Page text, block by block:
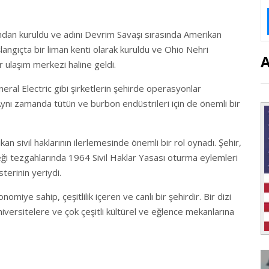
kuruldu ve adını Devrim Savaşı sırasında Amerikan
bir liman kenti olarak kuruldu ve Ohio Nehri
merkezi haline geldi.
Electric gibi şirketlerin şehirde operasyonlar
zamanda tütün ve burbon endüstrileri için de önemli bir
sivil haklarının ilerlemesinde önemli bir rol oynadı. Şehir,
1964 Sivil Haklar Yasası oturma eylemleri
yeriydi.
sahip, çeşitlilik içeren ve canlı bir şehirdir. Bir dizi
ve çok çeşitli kültürel ve eğlence mekanlarına